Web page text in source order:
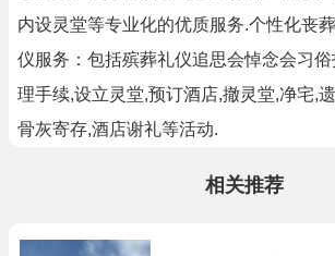
内设灵堂等专业化的优质服务.个性化丧
仪服务：包括殡葬礼仪追思会悼念会习
理手续,设立灵堂,预订酒店,撤灵堂,净宅,
骨灰寄存,酒店谢礼等活动.
相关推荐